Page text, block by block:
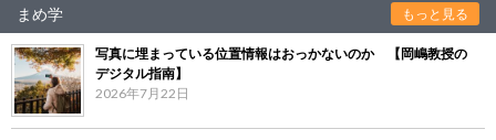
まめ学 もっと見る
写真に埋まっている位置情報はおっかないのか 【岡嶋教授の
デジタル指南】
2026年7月22日